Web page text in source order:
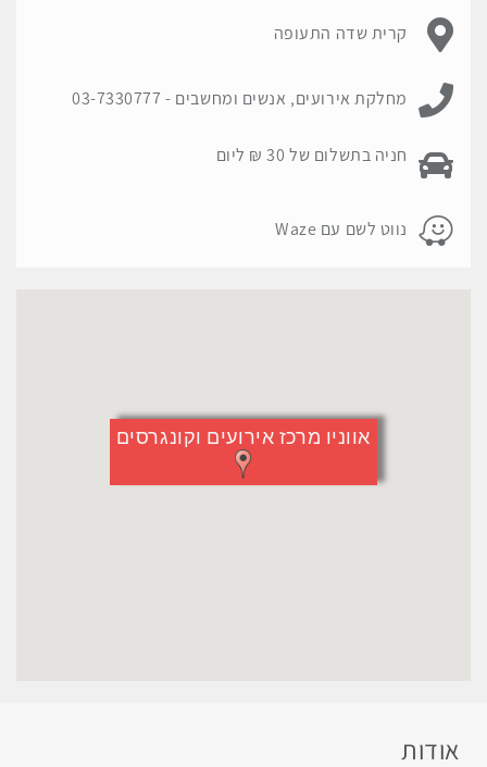
קרית שדה התעופה
מחלקת אירועים, אנשים ומחשבים - 03-7330777
פרטי החניה במקום האירוע:
חניה בתשלום של 30 ₪ ליום
נווט לשם עם Waze
האירוע.
כדי
מעל
אווניו מרכז אירועים וקונגרסים
אודות